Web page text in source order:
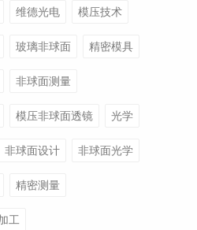
维德光电 模压技术
玻璃非球面 精密模具
非球面测量
模压非球面透镜 光学
非球面设计 非球面光学
精密测量
工